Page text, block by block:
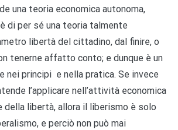
una teoria economica autonoma,
di per sé una teoria talmente
libertà del cittadino, dal finire, o
tenerne affatto conto; e dunque è un
principi e nella pratica. Se invece
l’applicare nell’attività economica
della libertà, allora il liberismo è solo
e perciò non può mai